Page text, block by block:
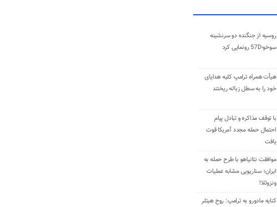
روسیه از جنگنده دو سرنشینه
سوخو-57D رونمایی کرد
هیأت همراه ترامپ کلیه هدایای
خود را به سطل زباله ریختند
با توقف مذاکره و تبادل پیام
احتمال حمله مجدد آمریکا قوت
یافت
موافقت نتانیاهو با طرح حمله به
ایران؛ سناریویی مشابه عملیات
ونزوئلا!
کنایه مادورو به ترامپ: روح هیتلر